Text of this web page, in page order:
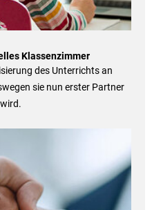
Klassenzimmer
des Unterrichts an
sie nun erster Partner